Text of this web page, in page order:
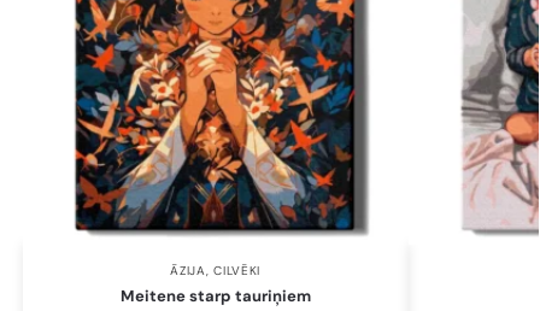
ĀZIJA,CILVĒKI
Meitene starp tauriņiem